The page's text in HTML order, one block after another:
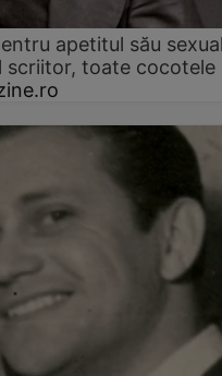
apetitul său
scriitor, toate cocotele